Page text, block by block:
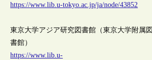
https://www.lib.u-tokyo.ac.jp/ja/node/43852
東京大学アジア研究図書館（東京大学附属図
書館）
https://www.lib.u-